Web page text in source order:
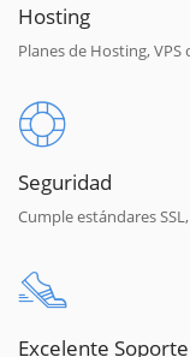
Hosting
Planes de Hosting,
Seguridad
Cumple estándares
Excelente Soporte